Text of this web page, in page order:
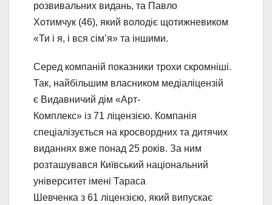
розвивальних видань, та Павло
Хотимчук (46), який володіє щотижневиком
«Ти і я, і вся сім’я» та іншими.
Серед компаній показники трохи скромніші.
Так, найбільшим власником медіаліцензій
є Видавничий дім «Арт-
Комплекс» із 71 ліцензією. Компанія
спеціалізується на кросвордних та дитячих
виданнях вже понад 25 років. За ним
розташувався Київський національний
університет імені Тараса
Шевченка з 61 ліцензією, який випускає